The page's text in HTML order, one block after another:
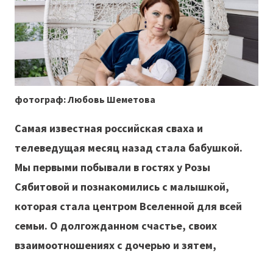
фотограф: Любовь Шеметова
Самая известная российская сваха и
телеведущая месяц назад стала бабушкой.
Мы первыми побывали в гостях у Розы
Сябитовой и познакомились с малышкой,
которая стала центром Вселенной для всей
семьи. О долгожданном счастье, своих
взаимоотношениях с дочерью и зятем,